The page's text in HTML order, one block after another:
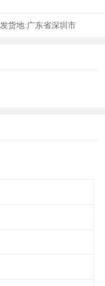
发货地:广东省深圳市